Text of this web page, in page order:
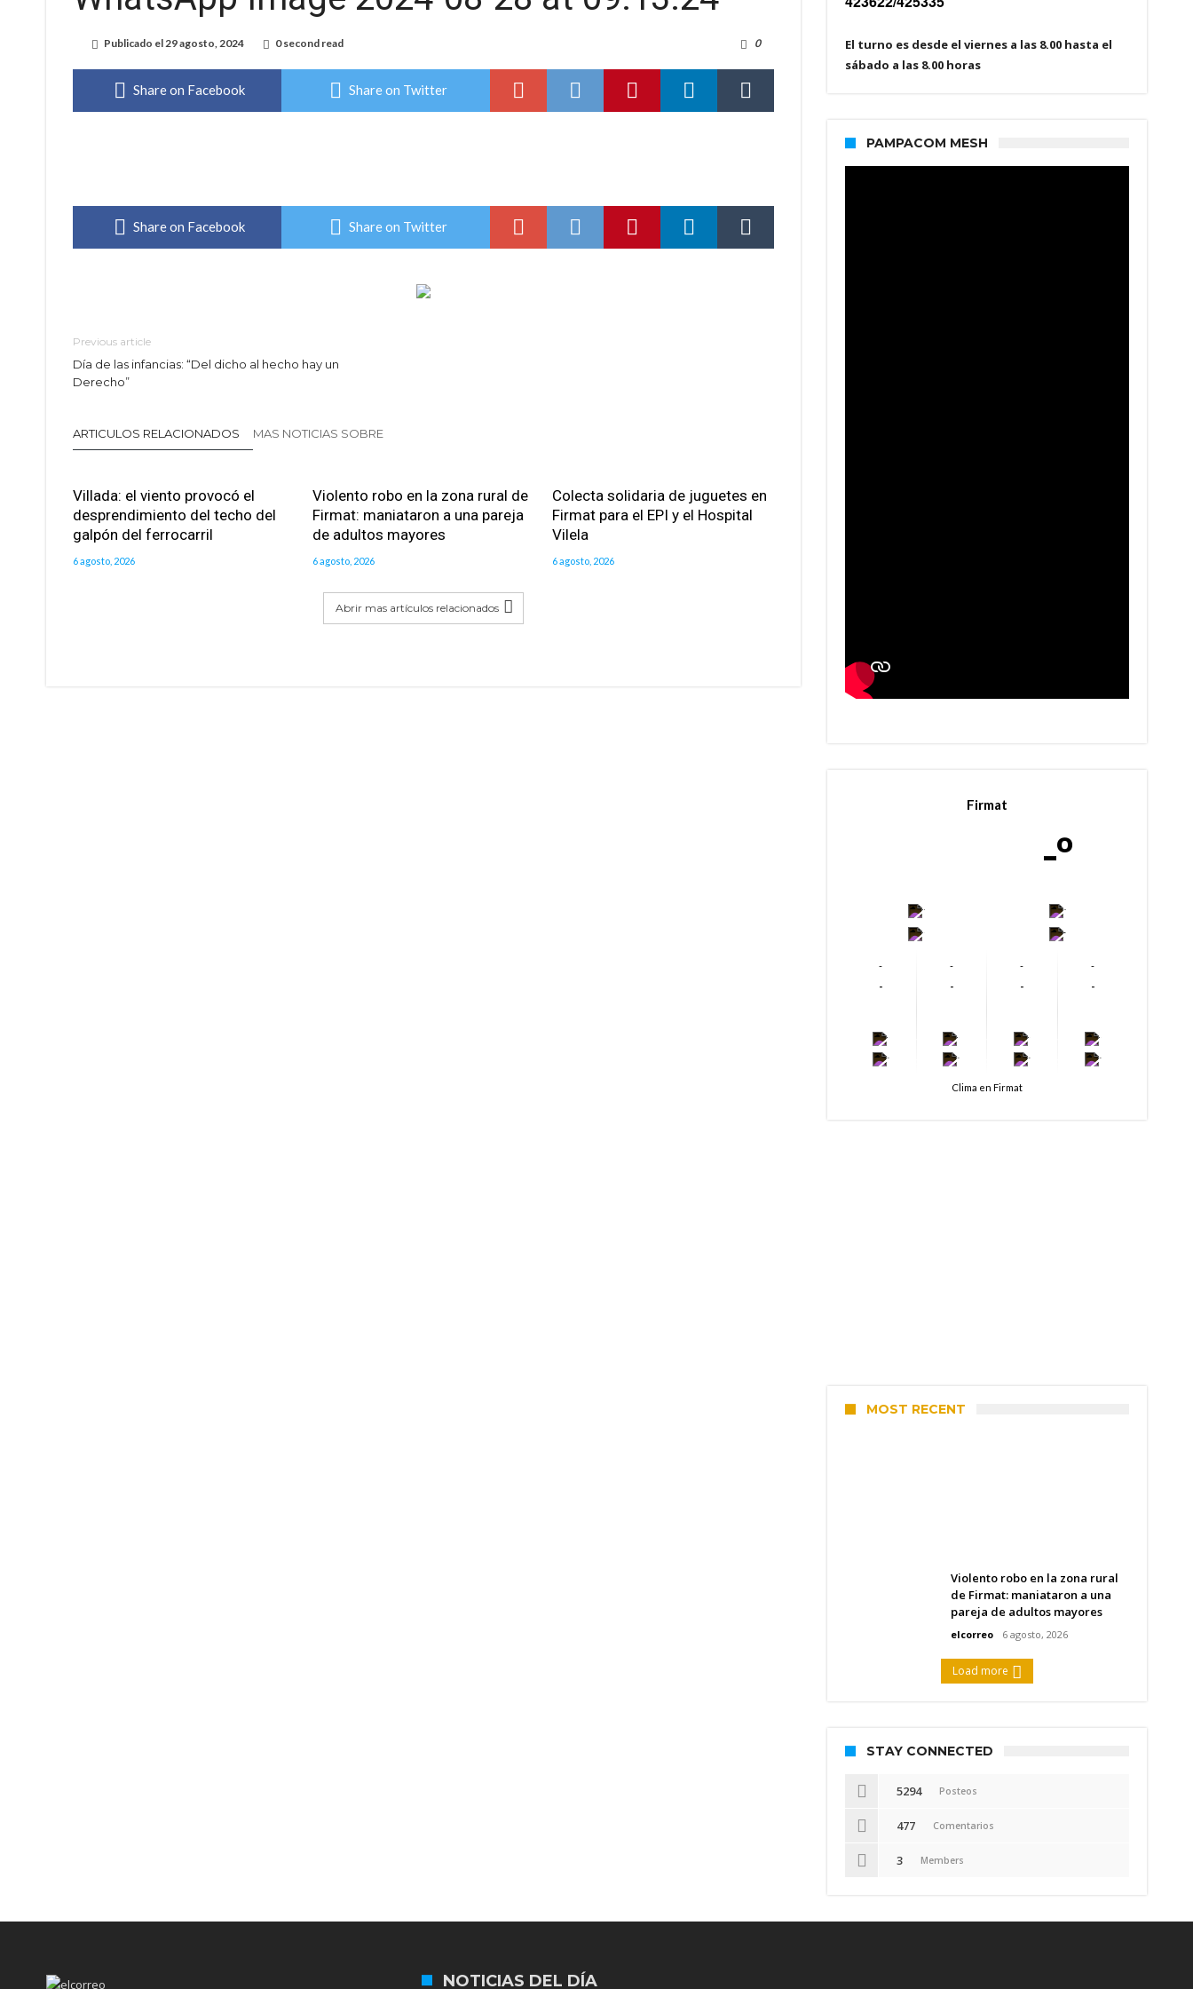
¿Llega un “Súper Niño”?: De Benedictis aclara los mitos y analiza el impacto real en la región
Publicado el29 agosto, 2024 0 second read 0
Share on Facebook Share on Twitter
Share on Facebook Share on Twitter
Previous article
Día de las infancias: “Del dicho al hecho hay un
Derecho”
ARTICULOS RELACIONADOS MAS NOTICIAS SOBRE
Villada: el viento provocó el
desprendimiento del techo del
galpón del ferrocarril
6 agosto, 2026
Violento robo en la zona rural de
Firmat: maniataron a una pareja
de adultos mayores
6 agosto, 2026
Colecta solidaria de juguetes en
Firmat para el EPI y el Hospital
Vilela
6 agosto, 2026
Abrir mas artículos relacionados
El turno es desde el viernes a las 8.00 hasta el
sábado a las 8.00 horas
PAMPACOM MESH
Firmat
-º
-
-
-
-
-
-
-
-
-
-
-
-
-
-
-
-
-
-
-
-
Clima en Firmat
MOST RECENT
Violento robo en la zona rural
de Firmat: maniataron a una
pareja de adultos mayores
elcorreo 6 agosto, 2026
Load more
STAY CONNECTED
5294 Posteos
477 Comentarios
3 Members
NOTICIAS DEL DÍA